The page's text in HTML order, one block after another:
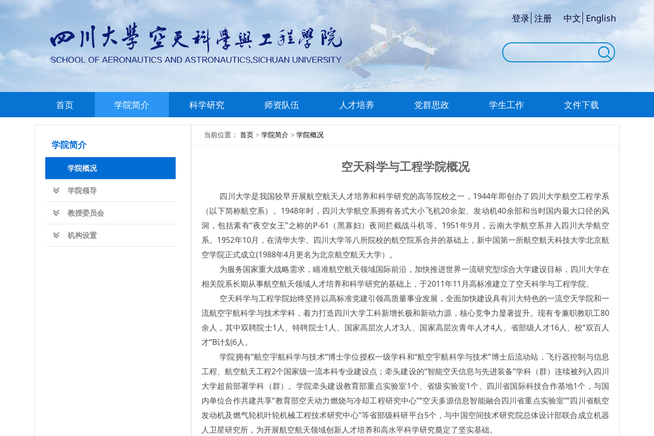
登录 注册 中文 English
首页 学院简介 科学研究 师资队伍 人才培养 党群思政 学生工作 文件下载
学院简介
学院概况
学院领导
教授委员会
机构设置
当前位置： 首页 > 学院简介 > 学院概况
空天科学与工程学院概况
四川大学是我国较早开展航空航天人才培养和科学研究的高等院校之一， 1944年即创办了四川大学航空工程学系
（以下简称航空系）。 1948年时，四川大学航空系拥有各式大小飞机20余架、发动机40余部和当时国内最大口径的风
洞，包括素有“夜空女王”之称的P-61 （黑寡妇）夜间拦截战斗机等。 1951年9月，云南大学航空系并入四川大学航空
系。 1952年10月，在清华大学、四川大学等八所院校的航空院系合并的基础上，新中国第一所航空航天科技大学北京航
空学院正式成立(1988年4月更名为北京航空航天大学）。
为服务国家重大战略需求，瞄准航空航天领域国际前沿，加快推进世界一流研究型综合大学建设目标，四川大学在
相关院系长期从事航空航天领域人才培养和科学研究的基础上，于2011年11 月高标准建立了空天科学与工程学院。
空天科学与工程学院始终坚持以高标准党建引领高质量事业发展，全面加快建设具有川大特色的一流空天学院和一
流航空宇航科学与技术学科，着力打造四川大学工科新增长极和新动力源，核心竞争力显著提升。现有专兼职教职工80
余人，其中双聘院士1 人、特聘院士1 人、国家高层次人才3人、国家高层次青年人才4人、省部级人才16人、校“双百人
才”B计划6人。
学院拥有“航空宇航科学与技术”博士学位授权一级学科和“航空宇航科学与技术”博士后流动站，飞行器控制与信息
工程、航空航天工程2个国家级一流本科专业建设点；牵头建设的“智能空天信息与先进装备”学科（群）连续被列入四川
大学超前部署学科（群）。学院牵头建设教育部重点实验室1个、省级实验室1个、四川省国际科技合作基地1个，与国
内单位合作共建共享“教育部空天动力燃烧与冷却工程研究中心”“空天多源信息智能融合四川省重点实验室”“四川省航空
发动机及燃气轮机叶轮机械工程技术研究中心”等省部级科研平台5个，与中国空间技术研究院总体设计部联合成立机器
人卫星研究所，为开展航空航天领域创新人才培养和高水平科学研究奠定了坚实基础。